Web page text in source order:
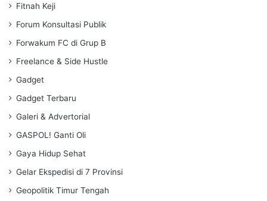
Fitnah Keji
Forum Konsultasi Publik
Forwakum FC di Grup B
Freelance & Side Hustle
Gadget
Gadget Terbaru
Galeri & Advertorial
GASPOL! Ganti Oli
Gaya Hidup Sehat
Gelar Ekspedisi di 7 Provinsi
Geopolitik Timur Tengah